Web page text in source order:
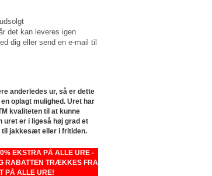
det kan leveres igen
dig eller send en e-mail til
anderledes ur, så er dette
oplagt mulighed. Uret har
kvaliteten til at kunne
uret er i ligeså høj grad et
til jakkesæt eller i fritiden.
EKSTRA PÅ ALLE URE -
RABATTEN TRÆKKES FRA
PÅ ALLE URE!